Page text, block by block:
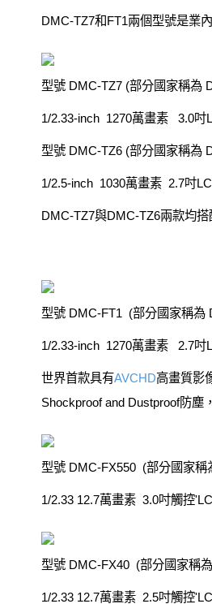
DMC-TZ7和FT1兩個型號是業
型號 DMC-TZ7 (部分國家稱為
1/2.33-inch 1270萬畫素 3.0吋
型號 DMC-TZ6 (部分國家稱為
1/2.5-inch 1030萬畫素 2.7吋
DMC-TZ7與DMC-TZ6兩款均
型號 DMC-FT1 (部分國家稱為
1/2.33-inch 1270萬畫素 2.7吋
世界首款具有AVCHD高畫質影
Shockproof and Dustproof防塵
型號 DMC-FX550 (部分國家稱
1/2.33 12.7萬畫素 3.0吋觸控
型號 DMC-FX40 (部分國家稱
1/2.33 12.7萬畫素 2.5吋觸控